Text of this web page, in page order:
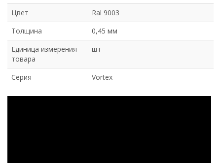
Цвет
Ral 9003
Толщина
0,45 мм
Единица измерения
товара
шт
Серия Vortex